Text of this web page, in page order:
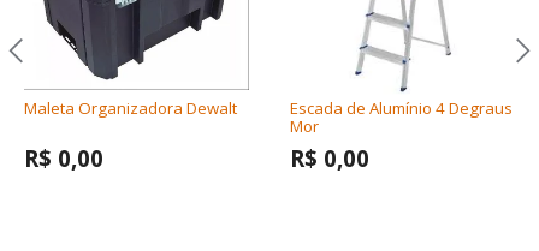
Maleta Organizadora Dewalt
R$ 0,00
Escada de Alumínio 4 Degraus
Mor
R$ 0,00